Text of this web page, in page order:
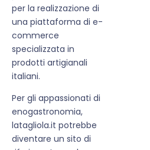
per la realizzazione di
una piattaforma di e-
commerce
specializzata in
prodotti artigianali
italiani.
Per gli appassionati di
enogastronomia,
latagliola.it potrebbe
diventare un sito di